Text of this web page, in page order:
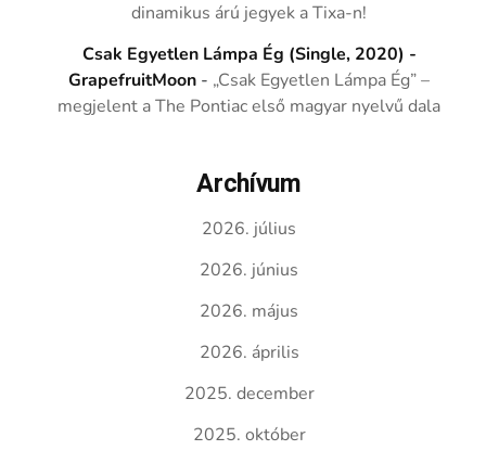
dinamikus árú jegyek a Tixa-n!
Csak Egyetlen Lámpa Ég (Single, 2020) -
GrapefruitMoon - „Csak Egyetlen Lámpa Ég” –
megjelent a The Pontiac első magyar nyelvű dala
Archívum
2026. július
2026. június
2026. május
2026. április
2025. december
2025. október